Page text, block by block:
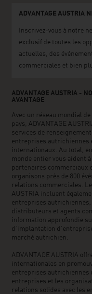
ADVANTAGE AUSTRIA
Inscrivez-vous à notre
exclusif de toutes les
actuelles, des
commerciales et bien
ADVANTAGE AUSTRIA -
AVANTAGE
Avec un réseau mondial
pays, ADVANTAGE
services de
entreprises autrichiennes
internationaux. Au total,
monde entier vous aident
partenaires commerciaux
organisons près de 800
relations commerciales.
AUSTRIA incluent
entreprises
distributeurs et agents
information approfondie
d’implantation
marché autrichien.
ADVANTAGE AUSTRIA
internationales en
entreprises autrichiennes
entreprises et les
relations solides avec les